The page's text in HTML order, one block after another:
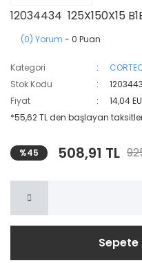
12034434 125X150X15
(0) Yorum - 0 Puan
Kategori
Stok Kodu
Fiyat
14,04
*55,62 TL den başlayan
%45 508,91 TL
Sepete